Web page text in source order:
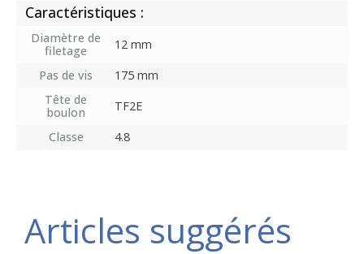
Caractéristiques :
Diamètre de
filetage
12 mm
Pas de vis
175 mm
Tête de
boulon
TF2E
Classe
4.8
Articles suggérés